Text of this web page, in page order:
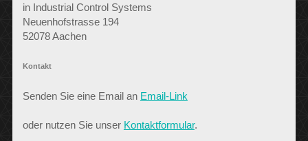
in Industrial Control Systems
Neuenhofstrasse 194
52078 Aachen
Kontakt
Senden Sie eine Email an Email-Link
oder nutzen Sie unser Kontaktformular.